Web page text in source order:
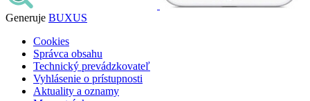
Generuje BUXUS
Cookies
Správca obsahu
Technický prevádzkovateľ
Vyhlásenie o prístupnosti
Aktuality a oznamy